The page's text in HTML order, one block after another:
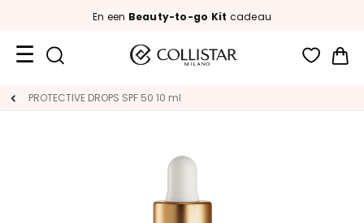
En een Beauty-to-go Kit cadeau
Travel
PROTECTIVE DROPS SPF 50 10 ml